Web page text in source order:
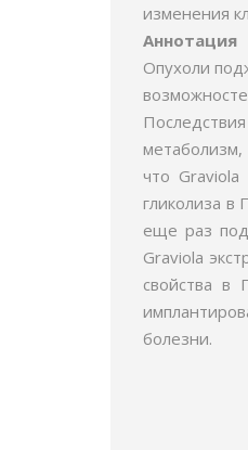
изменения
Аннотация
Опухоли
метаболизм,
что Graviola
гликолиза в
еще раз
Graviola
свойства в
болезни.